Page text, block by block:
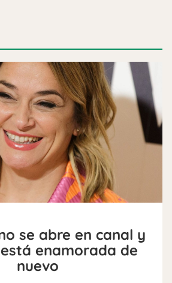
se abre en canal y
enamorada de
nuevo